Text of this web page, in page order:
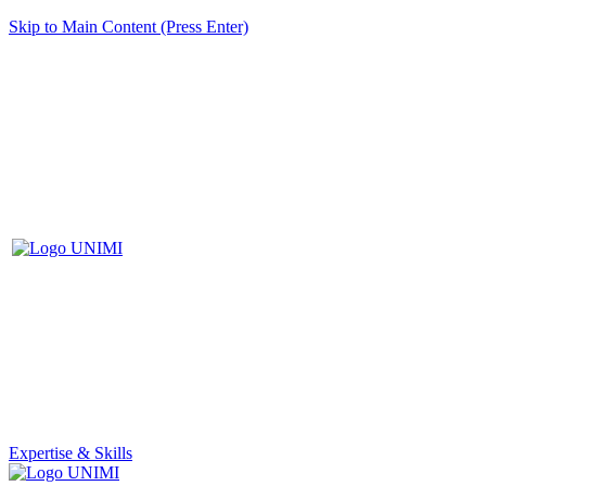
Skip to Main Content (Press Enter)
Expertise & Skills